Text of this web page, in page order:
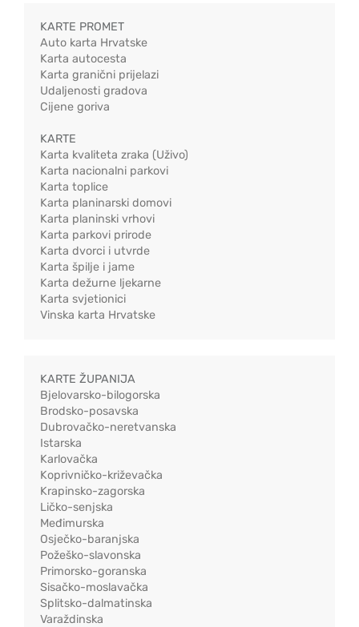
KARTE PROMET
Auto karta Hrvatske
Karta autocesta
Karta granični prijelazi
Udaljenosti gradova
Cijene goriva
KARTE
Karta kvaliteta zraka (Uživo)
Karta nacionalni parkovi
Karta toplice
Karta planinarski domovi
Karta planinski vrhovi
Karta parkovi prirode
Karta dvorci i utvrde
Karta špilje i jame
Karta dežurne ljekarne
Karta svjetionici
Vinska karta Hrvatske
KARTE ŽUPANIJA
Bjelovarsko-bilogorska
Brodsko-posavska
Dubrovačko-neretvanska
Istarska
Karlovačka
Koprivničko-križevačka
Krapinsko-zagorska
Ličko-senjska
Međimurska
Osječko-baranjska
Požeško-slavonska
Primorsko-goranska
Sisačko-moslavačka
Splitsko-dalmatinska
Varaždinska